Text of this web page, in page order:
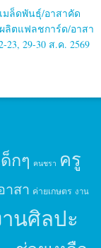
มล็ดพันธุ์/อาสาคัด
ลิตแฟลชการ์ด/อาสา
29-30 ส.ค. 2569
กๆ คนชรา ครู
าสา ค่ายเกษตร งาน
านศิลปะ